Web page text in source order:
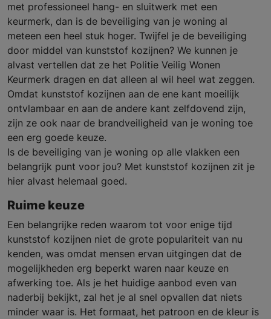
met professioneel hang- en sluitwerk met een
keurmerk, dan is de beveiliging van je woning al
meteen een heel stuk hoger. Twijfel je de beveiliging
door middel van kunststof kozijnen? We kunnen je
alvast vertellen dat ze het Politie Veilig Wonen
Keurmerk dragen en dat alleen al wil heel wat zeggen.
Omdat kunststof kozijnen aan de ene kant moeilijk
ontvlambaar en aan de andere kant zelfdovend zijn,
zijn ze ook naar de brandveiligheid van je woning toe
een erg goede keuze.
Is de beveiliging van je woning op alle vlakken een
belangrijk punt voor jou? Met kunststof kozijnen zit je
hier alvast helemaal goed.
Ruime keuze
Een belangrijke reden waarom tot voor enige tijd
kunststof kozijnen niet de grote populariteit van nu
kenden, was omdat mensen ervan uitgingen dat de
mogelijkheden erg beperkt waren naar keuze en
afwerking toe. Als je het huidige aanbod even van
naderbij bekijkt, zal het je al snel opvallen dat niets
minder waar is. Het formaat, het patroon en de kleur is